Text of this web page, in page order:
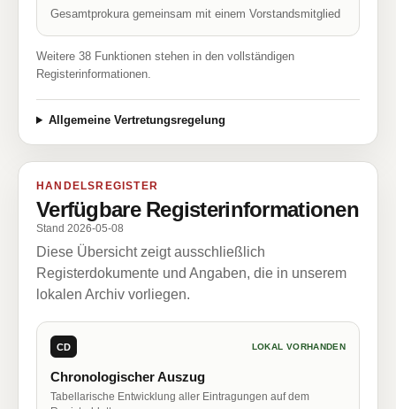
Gesamtprokura gemeinsam mit einem Vorstandsmitglied
Weitere 38 Funktionen stehen in den vollständigen
Registerinformationen.
Allgemeine Vertretungsregelung
HANDELSREGISTER
Verfügbare Registerinformationen
Stand 2026-05-08
Diese Übersicht zeigt ausschließlich
Registerdokumente und Angaben, die in unserem
lokalen Archiv vorliegen.
CD LOKAL VORHANDEN
Chronologischer Auszug
Tabellarische Entwicklung aller Eintragungen auf dem